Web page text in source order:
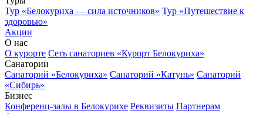
Тур «Белокуриха — сила источников» Тур «Путешествие к
здоровью»
Акции
О нас
О курорте Сеть санаториев «Курорт Белокуриха»
Санатории
Санаторий «Белокуриха» Санаторий «Катунь» Санаторий
«Сибирь»
Бизнес
Конференц-залы в Белокурихе Реквизиты Партнерам